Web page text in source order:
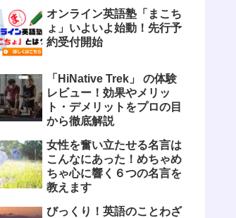
オンライン英語塾「まこち
ょ」いよいよ始動！先行予
約受付開始
「HiNative Trek」 の体験
レビュー！効果やメリッ
ト・デメリットをプロの目
から徹底解説
女性を奮い立たせる名言は
こんなにあった！めちゃめ
ちゃ心に響く６つの名言を
教えます
びっくり！英語のことわざ